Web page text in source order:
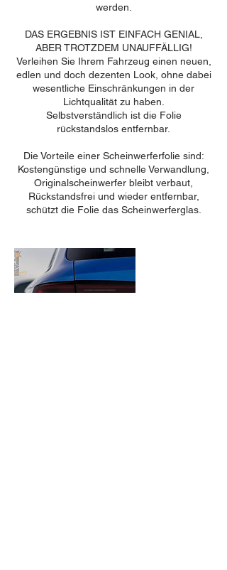
werden.
DAS ERGEBNIS IST EINFACH GENIAL,
ABER TROTZDEM UNAUFFÄLLIG!
Verleihen Sie Ihrem Fahrzeug einen neuen,
edlen und doch dezenten Look, ohne dabei
wesentliche Einschränkungen in der
Lichtqualität zu haben.
Selbstverständlich ist die Folie
rückstandslos entfernbar.
Die Vorteile einer Scheinwerferfolie sind:
Kostengünstige und schnelle Verwandlung,
Originalscheinwerfer bleibt verbaut,
Rückstandsfrei und wieder entfernbar,
schützt die Folie das Scheinwerferglas.